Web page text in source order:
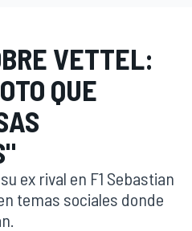
VETTEL:
QUE
ex rival en F1 Sebastian
temas sociales donde